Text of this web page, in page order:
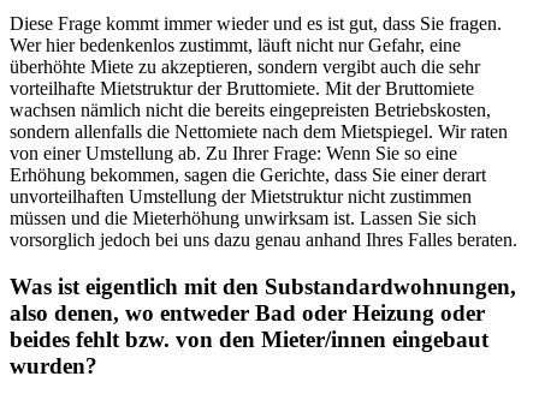
Diese Frage kommt immer wieder und es ist gut, dass Sie fragen.
Wer hier bedenkenlos zustimmt, läuft nicht nur Gefahr, eine
überhöhte Miete zu akzeptieren, sondern vergibt auch die sehr
vorteilhafte Mietstruktur der Bruttomiete. Mit der Bruttomiete
wachsen nämlich nicht die bereits eingepreisten Betriebskosten,
sondern allenfalls die Nettomiete nach dem Mietspiegel. Wir raten
von einer Umstellung ab. Zu Ihrer Frage: Wenn Sie so eine
Erhöhung bekommen, sagen die Gerichte, dass Sie einer derart
unvorteilhaften Umstellung der Mietstruktur nicht zustimmen
müssen und die Mieterhöhung unwirksam ist. Lassen Sie sich
vorsorglich jedoch bei uns dazu genau anhand Ihres Falles beraten.
Was ist eigentlich mit den Substandardwohnungen,
also denen, wo entweder Bad oder Heizung oder
beides fehlt bzw. von den Mieter/innen eingebaut
wurden?